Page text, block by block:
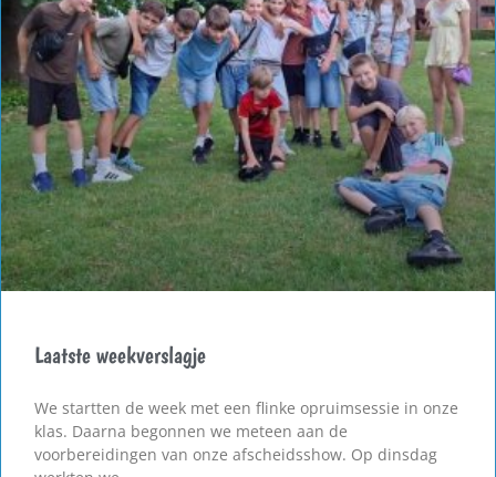
Laatste weekverslagje
We startten de week met een flinke opruimsessie in onze
klas. Daarna begonnen we meteen aan de
voorbereidingen van onze afscheidsshow. Op dinsdag